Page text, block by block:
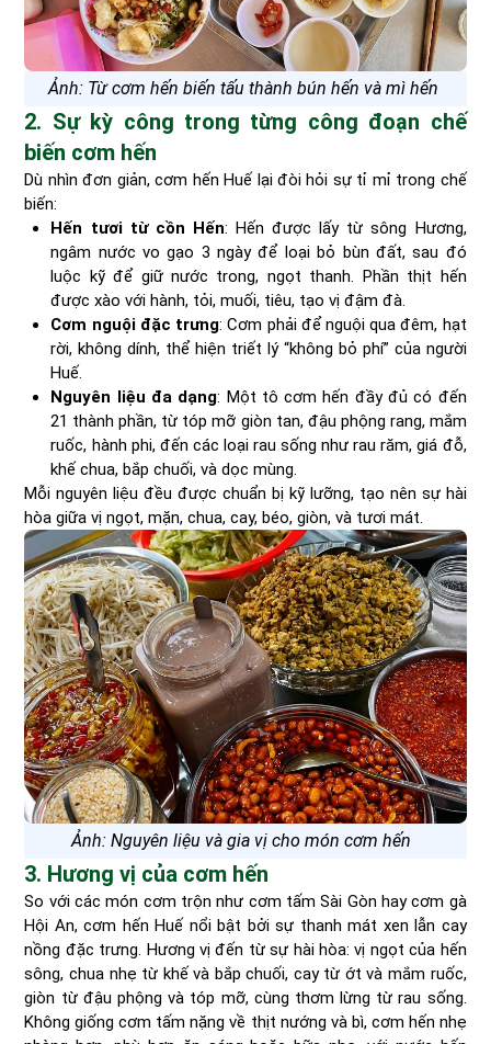
Ảnh: Từ cơm hến biến tấu thành bún hến và mì hến
2. Sự kỳ công trong từng công đoạn chế
biến cơm hến
Dù nhìn đơn giản, cơm hến Huế lại đòi hỏi sự tỉ mỉ trong chế
biến:
Hến tươi từ cồn Hến: Hến được lấy từ sông Hương,
ngâm nước vo gạo 3 ngày để loại bỏ bùn đất, sau đó
luộc kỹ để giữ nước trong, ngọt thanh. Phần thịt hến
được xào với hành, tỏi, muối, tiêu, tạo vị đậm đà.
Cơm nguội đặc trưng: Cơm phải để nguội qua đêm, hạt
rời, không dính, thể hiện triết lý “không bỏ phí” của người
Huế.
Nguyên liệu đa dạng: Một tô cơm hến đầy đủ có đến
21 thành phần, từ tóp mỡ giòn tan, đậu phộng rang, mắm
ruốc, hành phi, đến các loại rau sống như rau răm, giá đỗ,
khế chua, bắp chuối, và dọc mùng.
Mỗi nguyên liệu đều được chuẩn bị kỹ lưỡng, tạo nên sự hài
hòa giữa vị ngọt, mặn, chua, cay, béo, giòn, và tươi mát.
Ảnh: Nguyên liệu và gia vị cho món cơm hến
3. Hương vị của cơm hến
So với các món cơm trộn như cơm tấm Sài Gòn hay cơm gà
Hội An, cơm hến Huế nổi bật bởi sự thanh mát xen lẫn cay
nồng đặc trưng. Hương vị đến từ sự hài hòa: vị ngọt của hến
sông, chua nhẹ từ khế và bắp chuối, cay từ ớt và mắm ruốc,
giòn từ đậu phộng và tóp mỡ, cùng thơm lừng từ rau sống.
Không giống cơm tấm nặng về thịt nướng và bì, cơm hến nhẹ